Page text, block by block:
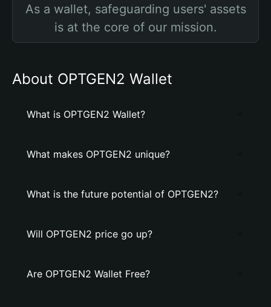
As a wallet, safeguarding users' assets
is at the core of our mission.
About OPTGEN2 Wallet
What is OPTGEN2 Wallet?
What makes OPTGEN2 unique?
What is the future potential of OPTGEN2?
Will OPTGEN2 price go up?
Are OPTGEN2 Wallet Free?